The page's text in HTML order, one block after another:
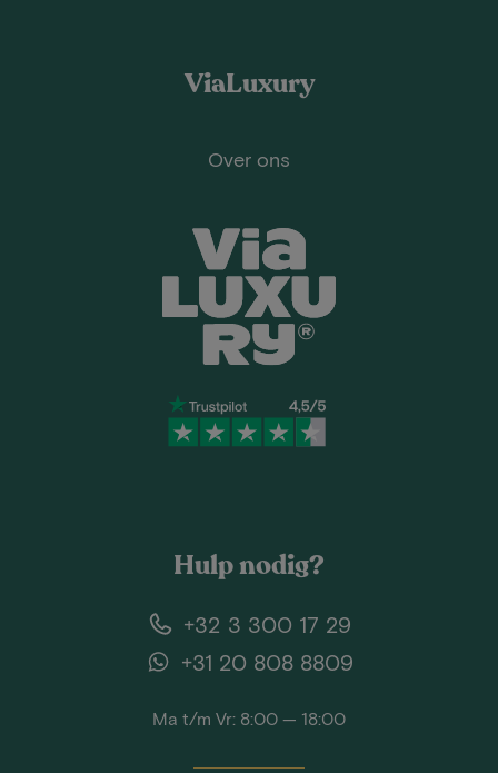
ViaLuxury
Over ons
Hulp nodig?
+32 3 300 17 29
+31 20 808 8809
Ma t/m Vr: 8:00 — 18:00